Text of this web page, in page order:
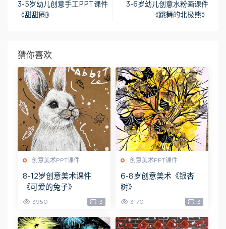
3-5岁幼儿创意手工PPT课件
《甜甜圈》
3-6岁幼儿创意水粉画课件
《跳舞的北极熊》
猜你喜欢
创意美术PPT课件
8-12岁创意美术课件
《可爱的兔子》
3950 3
创意美术PPT课件
6-8岁创意美术《银杏
树》
3170 3